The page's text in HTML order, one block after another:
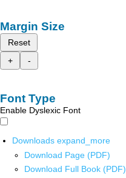
Margin Size
Reset
+
-
Font Type
Enable Dyslexic Font
Downloads expand_more
Download Page (PDF)
Download Full Book (PDF)